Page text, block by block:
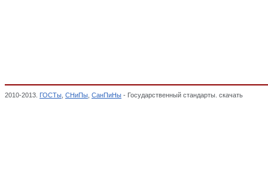
2010-2013. ГОСТы СНиПы СанПиНы - Государственный стандарты. скачать